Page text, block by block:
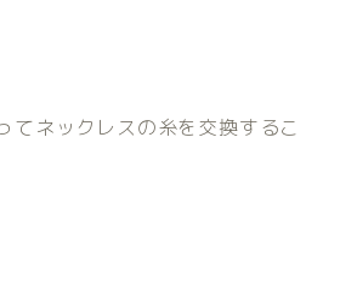
てネックレスの糸を交換するこ